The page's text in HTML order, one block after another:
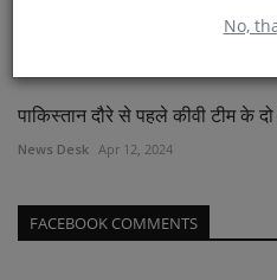
No,
पाकिस्तान दौरे से पहले कीवी टीम के
News Desk Apr 12, 2024
FACEBOOK COMMENTS